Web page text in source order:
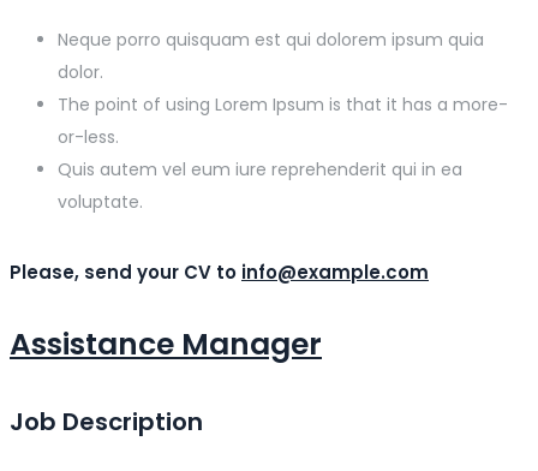
Neque porro quisquam est qui dolorem ipsum quia
dolor.
The point of using Lorem Ipsum is that it has a more-
or-less.
Quis autem vel eum iure reprehenderit qui in ea
voluptate.
Please, send your CV to info@example.com
Assistance Manager
Job Description